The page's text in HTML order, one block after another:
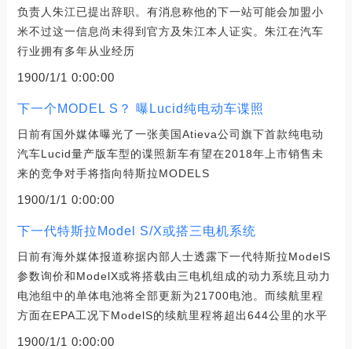
负责人朱江已提出辞职。有消息称他的下一站可能会加盟小
米不过这一信息尚未得到官方及朱江本人证实。朱江在汽车
行业拥有多年从业经历
1900/1/1 0:00:00
下一个MODEL S？ 曝Lucid纯电动车谍照
日前有国外媒体曝光了一张美国Atieva公司旗下首款纯电动
汽车Lucid量产版车型的谍照新车有望在2018年上市销售未
来的竞争对手将指向特斯拉MODELS
1900/1/1 0:00:00
下一代特斯拉Model S/X或搭三电机系统
日前有海外媒体报道称据内部人士透露下一代特斯拉ModelS
参数询价和ModelX或将搭载由三电机组成的动力系统且动力
电池组中的单体电池将全部更新为21700电池。而续航里程
方面在EPA工况下ModelS的续航里程将超出644公里的水平
1900/1/1 0:00:00